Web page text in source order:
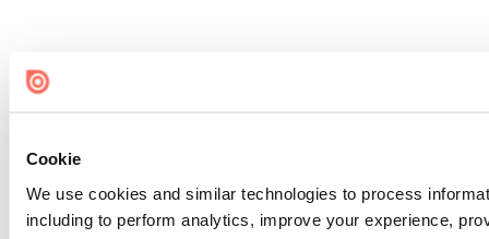
Cookie
We use cookies and similar technologies to process
including to perform analytics, improve your experience,